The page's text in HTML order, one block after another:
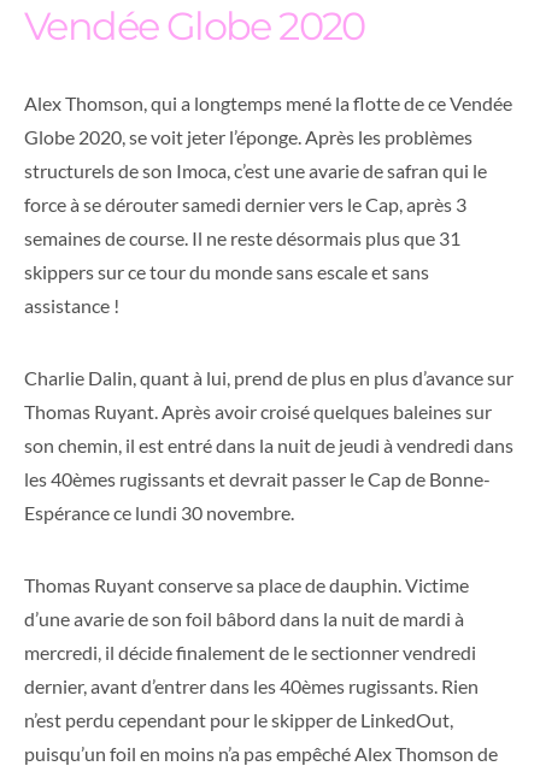
Vendée Globe 2020
Alex Thomson, qui a longtemps mené la flotte de ce Vendée
Globe 2020, se voit jeter l’éponge. Après les problèmes
structurels de son Imoca, c’est une avarie de safran qui le
force à se dérouter samedi dernier vers le Cap, après 3
semaines de course. Il ne reste désormais plus que 31
skippers sur ce tour du monde sans escale et sans
assistance !
Charlie Dalin, quant à lui, prend de plus en plus d’avance sur
Thomas Ruyant. Après avoir croisé quelques baleines sur
son chemin, il est entré dans la nuit de jeudi à vendredi dans
les 40èmes rugissants et devrait passer le Cap de Bonne-
Espérance ce lundi 30 novembre.
Thomas Ruyant conserve sa place de dauphin. Victime
d’une avarie de son foil bâbord dans la nuit de mardi à
mercredi, il décide finalement de le sectionner vendredi
dernier, avant d’entrer dans les 40èmes rugissants. Rien
n’est perdu cependant pour le skipper de LinkedOut,
puisqu’un foil en moins n’a pas empêché Alex Thomson de